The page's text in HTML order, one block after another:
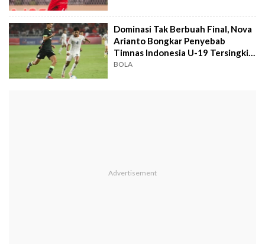
Dominasi Tak Berbuah Final, Nova
Arianto Bongkar Penyebab
Timnas Indonesia U-19 Tersingkir
dari AFF
BOLA